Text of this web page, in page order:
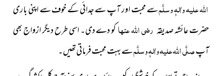
اللہ علیہ واٰلہٖ وسلَّمسے محبت اور آپ سے جدائی کے خوف سے اپنی باری
حضرت عائشہ صدیقہ رضی اللہ عنہاکو دے دی۔ اسی طرح دیگر ازواج بھی
آپصلَّی اللہ علیہ واٰلہٖ وسلَّمسے بہت محبت فرماتی تھیں۔